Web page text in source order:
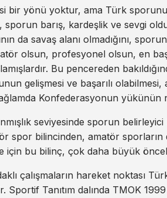
bir yönü yoktur, ama Türk
barış, kardeşlik ve sevgi
da savaş alanı olmadığını,
olsun, profesyonel olsun, en
Bu pencereden
gelişmesi ve başarılı
Konfederasyonun yükünün
seviyesinde sporun
spor bilincinden, amatör
bu bilinç, çok daha büyük
çalışmaların hareket noktası
Sportif Tanıtım dalında TMOK